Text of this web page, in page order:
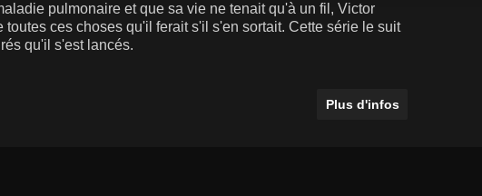
pulmonaire et que sa vie ne tenait qu'à un fil, Victor
ces choses qu'il ferait s'il s'en sortait. Cette série le suit
qu'il s'est lancés.
Plus d'infos